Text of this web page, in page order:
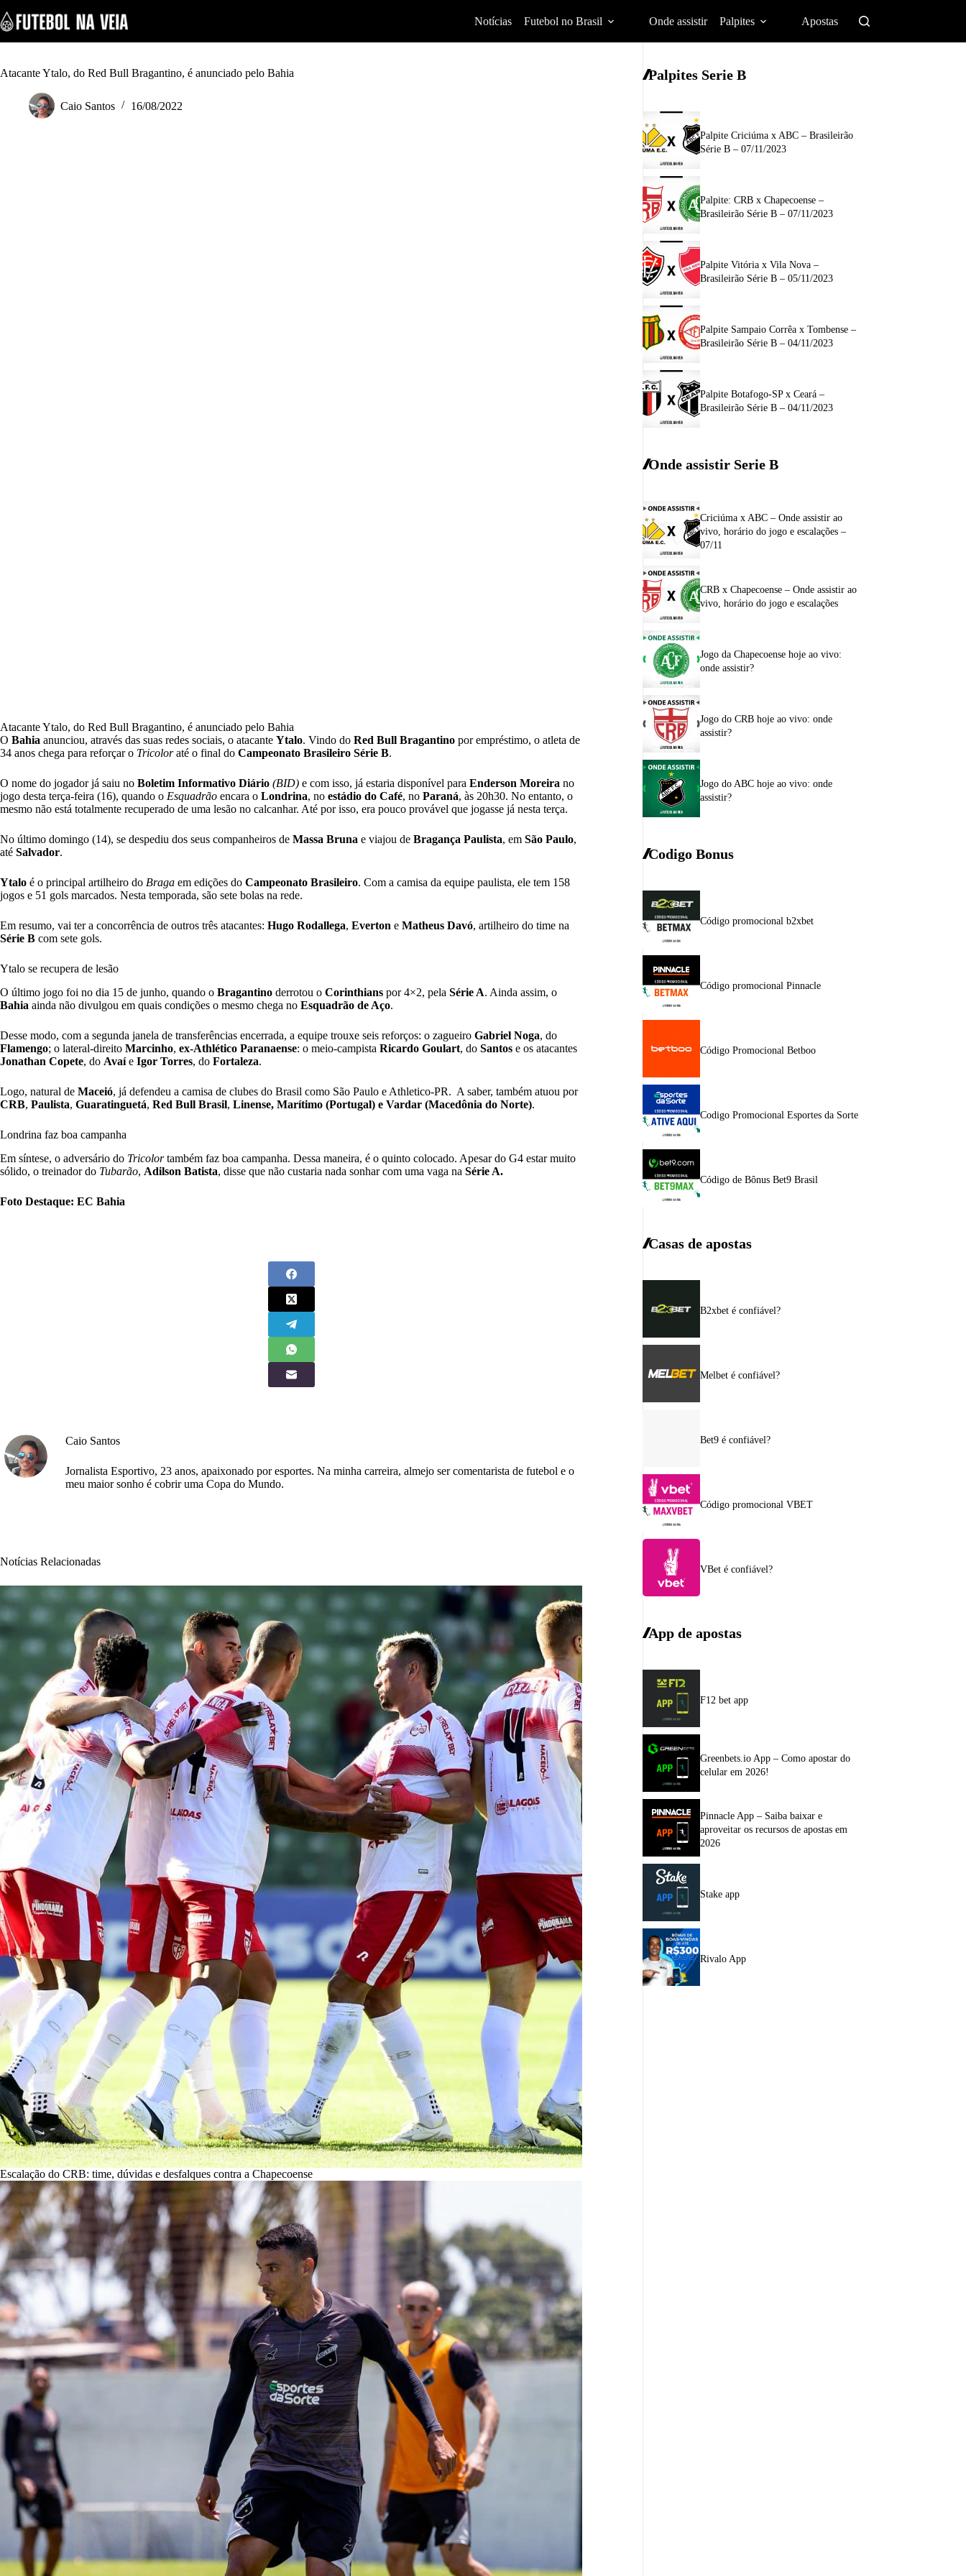
k
i
p
o
Notícias Futebol no Brasil Onde assistir Palpites Apostas
Atacante Ytalo, do Red Bull Bragantino, é anunciado pelo Bahia
Caio Santos 16/08/2022
Atacante Ytalo, do Red Bull Bragantino, é anunciado pelo Bahia
O Bahia anunciou, através das suas redes sociais, o atacante Ytalo. Vindo do Red Bull Bragantino por empréstimo, o atleta de
34 anos chega para reforçar o Tricoloraté o final do Campeonato Brasileiro Série B.
O nome do jogador já saiu no Boletim Informativo Diário (BID) e com isso, já estaria disponível para Enderson Moreira no
jogo desta terça-feira (16), quando o Esquadrão encara o Londrina, no estádio do Café, no Paraná, às 20h30. No entanto, o
mesmo não está totalmente recuperado de uma lesão no calcanhar. Até por isso, era pouco provável que jogasse já nesta terça.
No último domingo (14), se despediu dos seus companheiros de Massa Bruna e viajou de Bragança Paulista, em São Paulo,
até Salvador.
Ytalo é o principal artilheiro do Braga em edições do Campeonato Brasileiro. Com a camisa da equipe paulista, ele tem 158
jogos e 51 gols marcados. Nesta temporada, são sete bolas na rede.
Em resumo, vai ter a concorrência de outros três atacantes: Hugo Rodallega, Everton e Matheus Davó, artilheiro do time na
Série B com sete gols.
Ytalo se recupera de lesão
O último jogo foi no dia 15 de junho, quando o Bragantino derrotou o Corinthians por 4×2, pela Série A. Ainda assim, o
Bahia ainda não divulgou em quais condições o mesmo chega no Esquadrão de Aço.
Desse modo, com a segunda janela de transferências encerrada, a equipe trouxe seis reforços: o zagueiro Gabriel Noga, do
Flamengo; o lateral-direito Marcinho, ex-Athlético Paranaense: o meio-campista Ricardo Goulart, do Santos e os atacantes
Jonathan Copete, do Avaíe Igor Torres, do Fortaleza.
Logo, natural de Maceió, já defendeu a camisa de clubes do Brasil como São Paulo e Athletico-PR. A saber, também atuou por
CRB, Paulista, Guaratinguetá, Red Bull Brasil, Linense, Marítimo (Portugal) e Vardar (Macedônia do Norte).
Londrina faz boa campanha
Em síntese, o adversário do Tricolortambém faz boa campanha. Dessa maneira, é o quinto colocado. Apesar do G4 estar muito
sólido, o treinador do Tubarão, Adilson Batista, disse que não custaria nada sonhar com uma vaga na Série A.
Foto Destaque: EC Bahia
Caio Santos
Jornalista Esportivo, 23 anos, apaixonado por esportes. Na minha carreira, almejo ser comentarista de futebol e o
meu maior sonho é cobrir uma Copa do Mundo.
Notícias Relacionadas
Escalação do CRB: time, dúvidas e desfalques contra a Chapecoense
Palpites Serie B
Palpite Criciúma x ABC – Brasileirão
Série B – 07/11/2023
Palpite: CRB x Chapecoense –
Brasileirão Série B – 07/11/2023
Palpite Vitória x Vila Nova –
Brasileirão Série B – 05/11/2023
Palpite Sampaio Corrêa x Tombense –
Brasileirão Série B – 04/11/2023
Palpite Botafogo-SP x Ceará –
Brasileirão Série B – 04/11/2023
Onde assistir Serie B
Criciúma x ABC – Onde assistir ao
vivo, horário do jogo e escalações –
07/11
CRB x Chapecoense – Onde assistir ao
vivo, horário do jogo e escalações
Jogo da Chapecoense hoje ao vivo:
onde assistir?
Jogo do CRB hoje ao vivo: onde
assistir?
Jogo do ABC hoje ao vivo: onde
assistir?
Codigo Bonus
Código promocional b2xbet
Código promocional Pinnacle
Código Promocional Betboo
Codigo Promocional Esportes da Sorte
Código de Bônus Bet9 Brasil
Casas de apostas
B2xbet é confiável?
Melbet é confiável?
Bet9 é confiável?
Código promocional VBET
VBet é confiável?
App de apostas
F12 bet app
Greenbets.io App – Como apostar do
celular em 2026!
Pinnacle App – Saiba baixar e
aproveitar os recursos de apostas em
2026
Stake app
Rivalo App